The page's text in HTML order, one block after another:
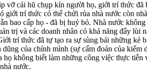
vỡ cái hũ chụp kín người họ, giới trí thức
giới trí thức có thể chửi rủa nhà nước còn
bao cấp họ - đã bị huỷ bỏ. Nhà nước
trị và các doanh nhân có khả năng đẩy lùi
trí thức đã tự tạo ra sự sùng bái những kẻ
dũng của chính mình (sự cấm đoán của
họ không biết làm những công việc thực tiễn
nước.